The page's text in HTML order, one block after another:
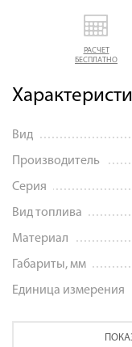
РАСЧЕТ
БЕСПЛАТНО
Вид
Производитель
Серия
Вид топлива
Материал
Габариты, мм
Единица измерения